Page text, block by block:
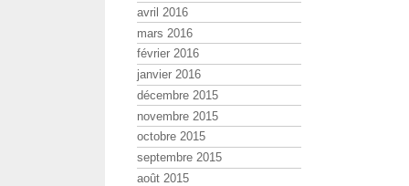
avril 2016
mars 2016
février 2016
janvier 2016
décembre 2015
novembre 2015
octobre 2015
septembre 2015
août 2015